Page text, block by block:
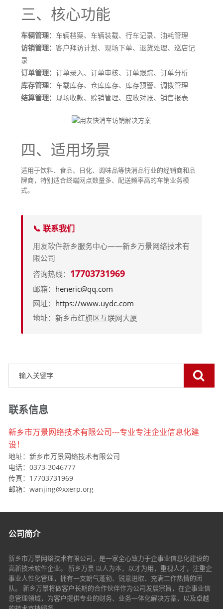
三、核心功能
车辆管理： 车辆档案、车辆装载、行车记录、油耗管理
访销管理：客户拜访计划、现场下单、退货处理、巡店记
录
订单管理：订单录入、订单审核、订单跟踪、订单分析
库存管理： 车载库存、仓库库存、库存预警、调拨管理
结算管理：现场收款、赊销管理、应收对账、销售报表
四、适用场景
适用于饮料、食品、日化、调味品等快消品行业的经销商和品
牌商，特别适合终端网点数量多、配送频率高的车销业务模
式。
📞 联系我们
用友软件新乡服务中心——新乡万景网络技术有
限公司
咨询热线： 17703731969
邮箱： heneric@qq.com
网址： https://www.uydc.com
地址：新乡市红旗区互联网大厦
联系信息
新乡市万景网络技术有限公司---专业专注企业信息化建
设！
地址：新乡市万景网络技术有限公司
电话：0373-3046777
传真：17703731969
邮箱：wanjing@xxerp.org
公司简介
新乡市万景网络技术有限公司，是一家全心致力于企事业信息化建设的
高新技术软件企业。 新乡万景 以人为本，以才为用，重视人才，注重企
事业人性化管理，拥有一支朝气蓬勃、锐意进取、充满工作热情的团
队。 新乡万景将做客户长期的合作伙伴作为公司发展宗旨，在企事业信
息管理领域，为客户提供专业的财务、业务一体化解决方案，以及卓越